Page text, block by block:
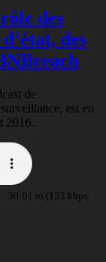
des
des
de
est en
2016.
30:01 m (153 kbps